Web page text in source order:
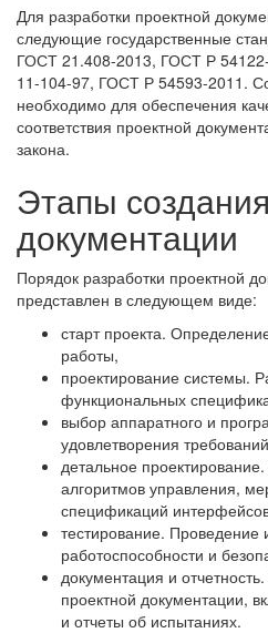
Для разработки проектной
следующие государственные
ГОСТ 21.408-2013, ГОСТ Р
11-104-97, ГОСТ Р 54593-2011.
необходимо для обеспечения
соответствия проектной
закона.
Этапы
документации
Порядок разработки проектной
представлен в следующем виде:
старт проекта.
работы,
проектирование системы.
функциональных
выбор аппаратного и
удовлетворения
детальное
алгоритмов управления,
спецификаций
тестирование.
работоспособности и
документация и
проектной документации,
и отчеты об испытаниях.